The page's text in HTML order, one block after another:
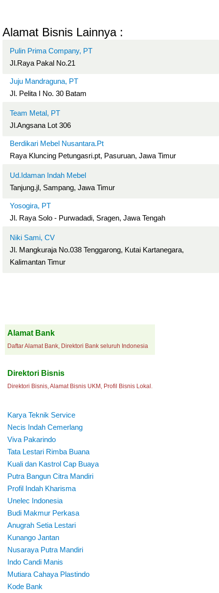
Alamat Bisnis Lainnya :
Pulin Prima Company, PT
Jl.Raya Pakal No.21
Juju Mandraguna, PT
Jl. Pelita I No. 30 Batam
Team Metal, PT
Jl.Angsana Lot 306
Berdikari Mebel Nusantara.Pt
Raya Kluncing Petungasri.pt, Pasuruan, Jawa Timur
Ud.Idaman Indah Mebel
Tanjung.jl, Sampang, Jawa Timur
Yosogira, PT
Jl. Raya Solo - Purwadadi, Sragen, Jawa Tengah
Niki Sami, CV
Jl. Mangkuraja No.038 Tenggarong, Kutai Kartanegara,
Kalimantan Timur
Alamat Bank
Daftar Alamat Bank, Direktori Bank seluruh Indonesia
Direktori Bisnis
Direktori Bisnis, Alamat Bisnis UKM, Profil Bisnis Lokal.
Karya Teknik Service
Necis Indah Cemerlang
Viva Pakarindo
Tata Lestari Rimba Buana
Kuali dan Kastrol Cap Buaya
Putra Bangun Citra Mandiri
Profil Indah Kharisma
Unelec Indonesia
Budi Makmur Perkasa
Anugrah Setia Lestari
Kunango Jantan
Nusaraya Putra Mandiri
Indo Candi Manis
Mutiara Cahaya Plastindo
Kode Bank